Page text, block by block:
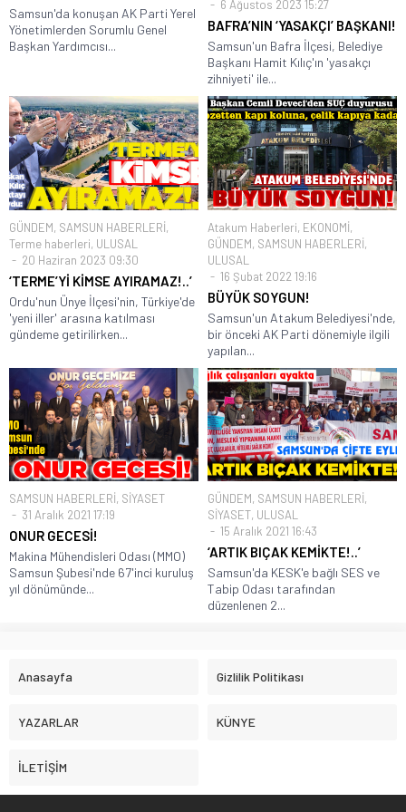
Samsun'da konuşan AK Parti Yerel
Yönetimlerden Sorumlu Genel
Başkan Yardımcısı...
6 Ağustos 2023 15:27
BAFRA’NIN ‘YASAKÇI’ BAŞKANI!
Samsun'un Bafra İlçesi, Belediye
Başkanı Hamit Kılıç'ın 'yasakçı
zihniyeti' ile...
GÜNDEM, SAMSUN HABERLERİ,
Terme haberleri, ULUSAL
20 Haziran 2023 09:30
‘TERME’Yİ KİMSE AYIRAMAZ!..’
Ordu'nun Ünye İlçesi'nin, Türkiye'de
'yeni iller' arasına katılması
gündeme getirilirken...
Atakum Haberleri, EKONOMİ,
GÜNDEM, SAMSUN HABERLERİ,
ULUSAL
16 Şubat 2022 19:16
BÜYÜK SOYGUN!
Samsun'un Atakum Belediyesi'nde,
bir önceki AK Parti dönemiyle ilgili
yapılan...
SAMSUN HABERLERİ, SİYASET
31 Aralık 2021 17:19
ONUR GECESİ!
Makina Mühendisleri Odası (MMO)
Samsun Şubesi'nde 67'inci kuruluş
yıl dönümünde...
GÜNDEM, SAMSUN HABERLERİ,
SİYASET, ULUSAL
15 Aralık 2021 16:43
‘ARTIK BIÇAK KEMİKTE!..’
Samsun'da KESK'e bağlı SES ve
Tabip Odası tarafından
düzenlenen 2...
Anasayfa Gizlilik Politikası
YAZARLAR KÜNYE
İLETİŞİM